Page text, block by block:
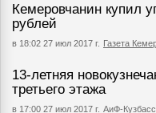
Кемеровчанин купил
рублей
в 18:02 27 июл 2017 г. Газета
13-летняя
третьего этажа
в 17:00 27 июл 2017 г. АиФ-Кузбасс